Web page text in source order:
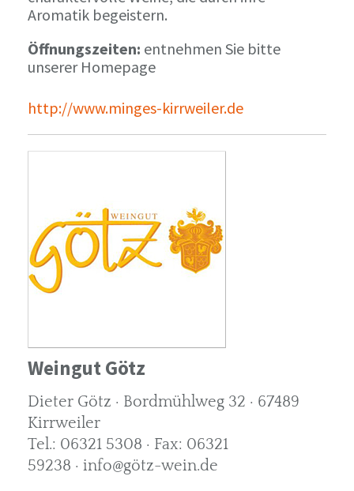
Aromatik begeistern.
Öffnungszeiten: entnehmen Sie bitte
unserer Homepage
http://www.minges-kirrweiler.de
Weingut Götz
Dieter Götz · Bordmühlweg 32 · 67489
Kirrweiler
Tel.: 06321 5308 · Fax: 06321
59238 · info@götz-wein.de